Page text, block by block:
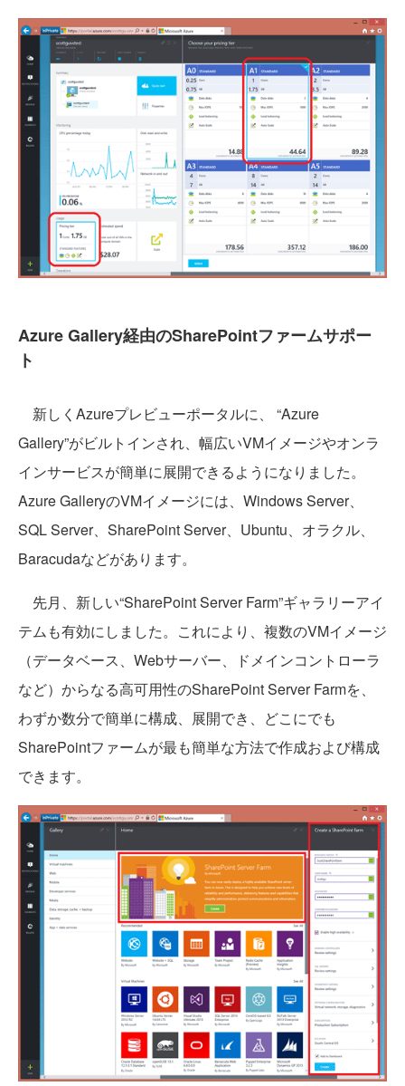
Azure Gallery経由のSharePointファームサポー
ト
新しくAzureプレビューポータルに、 “Azure
Gallery”がビルトインされ、幅広いVMイメージやオンラ
インサービスが簡単に展開できるようになりました。
Azure GalleryのVMイメージには、Windows Server、
SQL Server、SharePoint Server、Ubuntu、オラクル、
Baracudaなどがあります。
先月、新しい“SharePoint Server Farm”ギャラリーアイ
テムも有効にしました。これにより、複数のVMイメージ
（データベース、Webサーバー、ドメインコントローラ
など）からなる高可用性のSharePoint Server Farmを、
わずか数分で簡単に構成、展開でき、どこにでも
SharePointファームが最も簡単な方法で作成および構成
できます。